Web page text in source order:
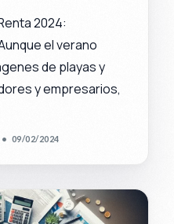
2024:
el verano
de playas y
y empresarios,
09/02/2024